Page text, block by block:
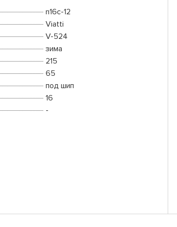
n16c-12
Viatti
V-524
зима
215
65
под шип
16
-